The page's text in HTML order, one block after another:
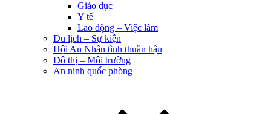
Giáo dục
Y tế
Lao động – Việc làm
Du lịch – Sự kiện
Hội An Nhân tình thuần hậu
Đô thị – Môi trường
An ninh quốc phòng